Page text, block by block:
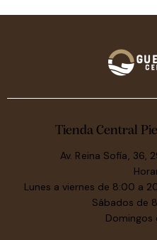
Tienda Central
Av. Reina Sofía, 36,
Lunes a viernes de 8:00 a
Sábados de
Domingos